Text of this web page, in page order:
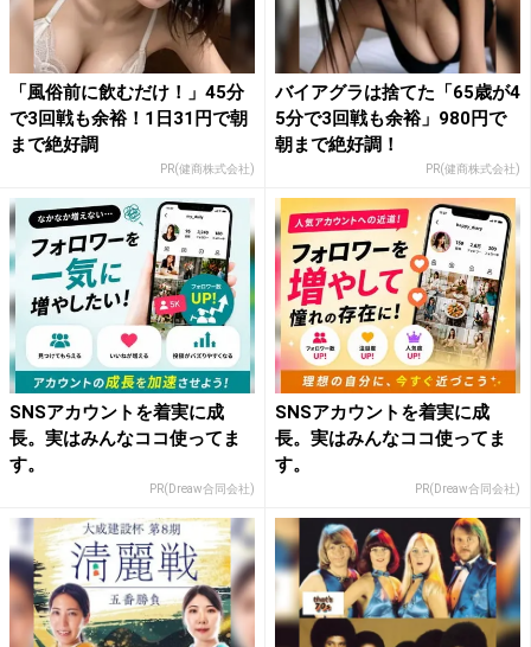
「風俗前に飲むだけ！」45分
で3回戦も余裕！1日31円で朝
まで絶好調
PR(健商株式会社)
バイアグラは捨てた「65歳が4
5分で3回戦も余裕」980円で
朝まで絶好調！
PR(健商株式会社)
SNSアカウントを着実に成
長。実はみんなココ使ってま
す。
PR(Dreaw合同会社)
SNSアカウントを着実に成
長。実はみんなココ使ってま
す。
PR(Dreaw合同会社)